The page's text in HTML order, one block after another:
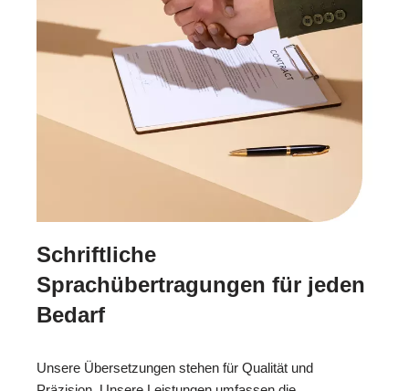
Schriftliche
Sprachübertragungen für jeden
Bedarf
Unsere Übersetzungen stehen für Qualität und